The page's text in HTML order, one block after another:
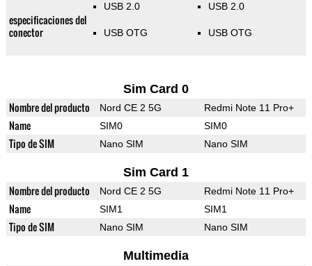
especificaciones del
conector
USB 2.0
USB OTG
USB 2.0
USB OTG
Sim Card 0
Nombre del producto Nord CE 2 5G Redmi Note 11 Pro+
Name SIM0 SIM0
Tipo de SIM Nano SIM Nano SIM
Sim Card 1
Nombre del producto Nord CE 2 5G Redmi Note 11 Pro+
Name SIM1 SIM1
Tipo de SIM Nano SIM Nano SIM
Multimedia